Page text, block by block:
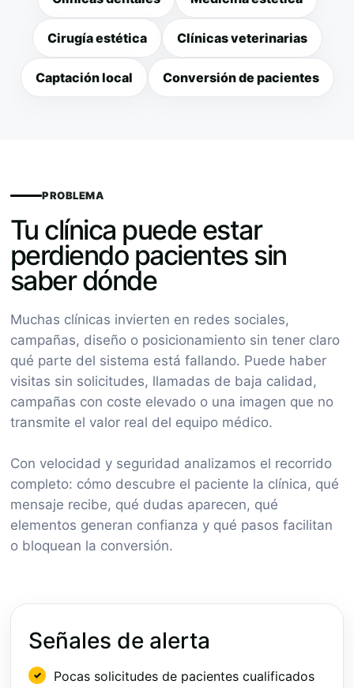
Cirugía estética Clínicas veterinarias
Captación local Conversión de pacientes
PROBLEMA
Tu clínica puede estar
perdiendo pacientes sin
saber dónde
Muchas clínicas invierten en redes sociales,
campañas, diseño o posicionamiento sin tener claro
qué parte del sistema está fallando. Puede haber
visitas sin solicitudes, llamadas de baja calidad,
campañas con coste elevado o una imagen que no
transmite el valor real del equipo médico.
Con velocidad y seguridad analizamos el recorrido
completo: cómo descubre el paciente la clínica, qué
mensaje recibe, qué dudas aparecen, qué
elementos generan confianza y qué pasos facilitan
o bloquean la conversión.
Señales de alerta
Pocas solicitudes de pacientes cualificados